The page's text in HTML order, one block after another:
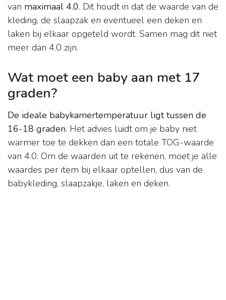
van maximaal 4.0. Dit houdt in dat de waarde van de
kleding, de slaapzak en eventueel een deken en
laken bij elkaar opgeteld wordt. Samen mag dit niet
meer dan 4.0 zijn.
Wat moet een baby aan met 17
graden?
De ideale babykamertemperatuur ligt tussen de
16-18 graden. Het advies luidt om je baby niet
warmer toe te dekken dan een totale TOG-waarde
van 4.0. Om de waarden uit te rekenen, moet je alle
waardes per item bij elkaar optellen, dus van de
babykleding, slaapzakje, laken en deken.